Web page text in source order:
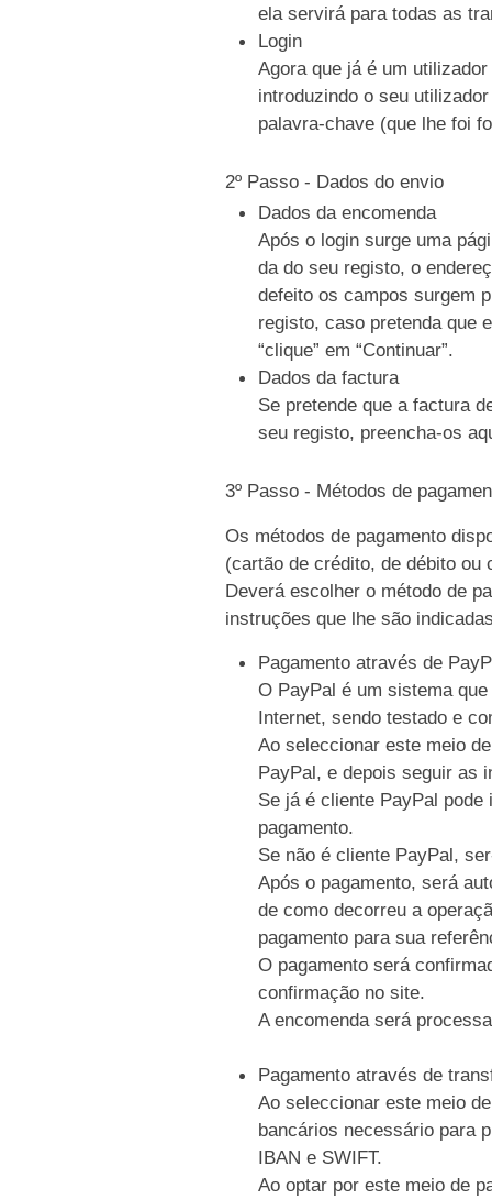
ela servirá para todas as
Login
Agora que já é um
introduzindo o seu
palavra-chave (que lhe foi
2º Passo - Dados do envio
Dados da encomenda
Após o login surge uma
da do seu registo, o
defeito os campos surgem
registo, caso pretenda que
“clique” em “Continuar”.
Dados da factura
Se pretende que a factura
seu registo, preencha-os
3º Passo - Métodos de
Os métodos de pagamento
(cartão de crédito, de débito ou
Deverá escolher o método de
instruções que lhe são
Pagamento através de
O PayPal é um sistema
Internet, sendo testado e
Ao seleccionar este meio
PayPal, e depois seguir as
Se já é cliente PayPal
pagamento.
Se não é cliente PayPal,
Após o pagamento, será
de como decorreu a
pagamento para sua
O pagamento será
confirmação no site.
A encomenda será
Pagamento através de
Ao seleccionar este meio
bancários necessário para
IBAN e SWIFT.
Ao optar por este meio de